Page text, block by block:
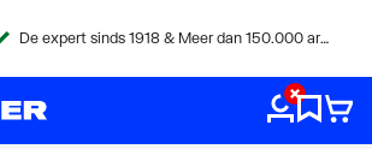
De expert sinds 1918 & Meer dan 150.000 artikelen